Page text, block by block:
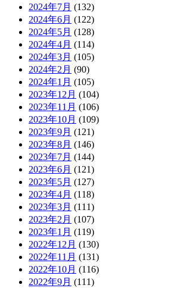
2024年7月 (132)
2024年6月 (122)
2024年5月 (128)
2024年4月 (114)
2024年3月 (105)
2024年2月 (90)
2024年1月 (105)
2023年12月 (104)
2023年11月 (106)
2023年10月 (109)
2023年9月 (121)
2023年8月 (146)
2023年7月 (144)
2023年6月 (121)
2023年5月 (127)
2023年4月 (118)
2023年3月 (111)
2023年2月 (107)
2023年1月 (119)
2022年12月 (130)
2022年11月 (131)
2022年10月 (116)
2022年9月 (111)